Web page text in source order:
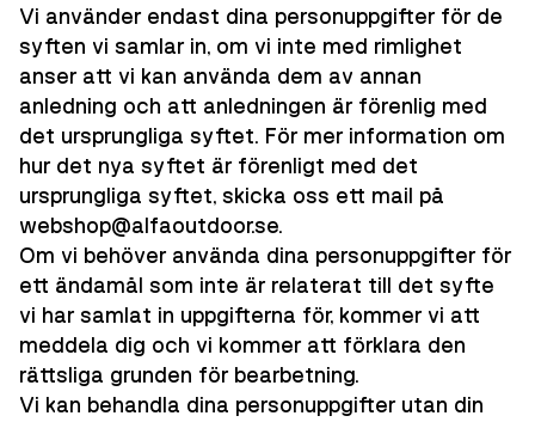
Vi använder endast dina personuppgifter för de
syften vi samlar in, om vi inte med rimlighet
anser att vi kan använda dem av annan
anledning och att anledningen är förenlig med
det ursprungliga syftet. För mer information om
hur det nya syftet är förenligt med det
ursprungliga syftet, skicka oss ett mail på
webshop@alfaoutdoor.se.
Om vi behöver använda dina personuppgifter för
ett ändamål som inte är relaterat till det syfte
vi har samlat in uppgifterna för, kommer vi att
meddela dig och vi kommer att förklara den
rättsliga grunden för bearbetning.
Vi kan behandla dina personuppgifter utan din